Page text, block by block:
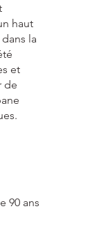
haut
la
et
de
90 ans